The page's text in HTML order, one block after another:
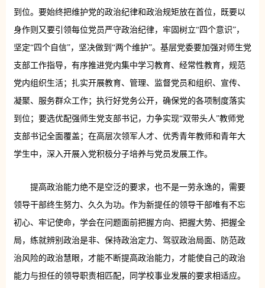
到位。要始终把维护党的政治纪律和政治规矩放在首位，既要以
身作则又要引领每位党员严守政治纪律，牢固树立“四个意识”，
坚定“四个自信”，坚决做到“两个维护”。基层党委要加强对师生党
支部工作指导，有序推进党内集中学习教育、经常性教育，规范
党内组织生活；扎实开展教育、管理、监督党员和组织、宣传、
凝聚、服务群众工作；执行好党务公开，确保党的各项制度落实
到位；要选优配强师生党支部书记，力争实现“双带头人”教师党
支部书记全面覆盖；在高层次领军人才、优秀青年教师和青年大
学生中，深入开展入党积极分子培养与党员发展工作。
提高政治能力绝不是空泛的要求，也不是一劳永逸的，需要
领导干部终生努力、久久为功。作为新提任的领导干部唯有不忘
初心、牢记使命，学会在问题面前把握方向、把握大势、把握全
局，练就辨别政治是非、保持政治定力、驾驭政治局面、防范政
治风险的政治慧眼，才能不断提高政治能力，才能使自己的政治
能力与担任的领导职责相匹配，同学校事业发展的要求相适应。